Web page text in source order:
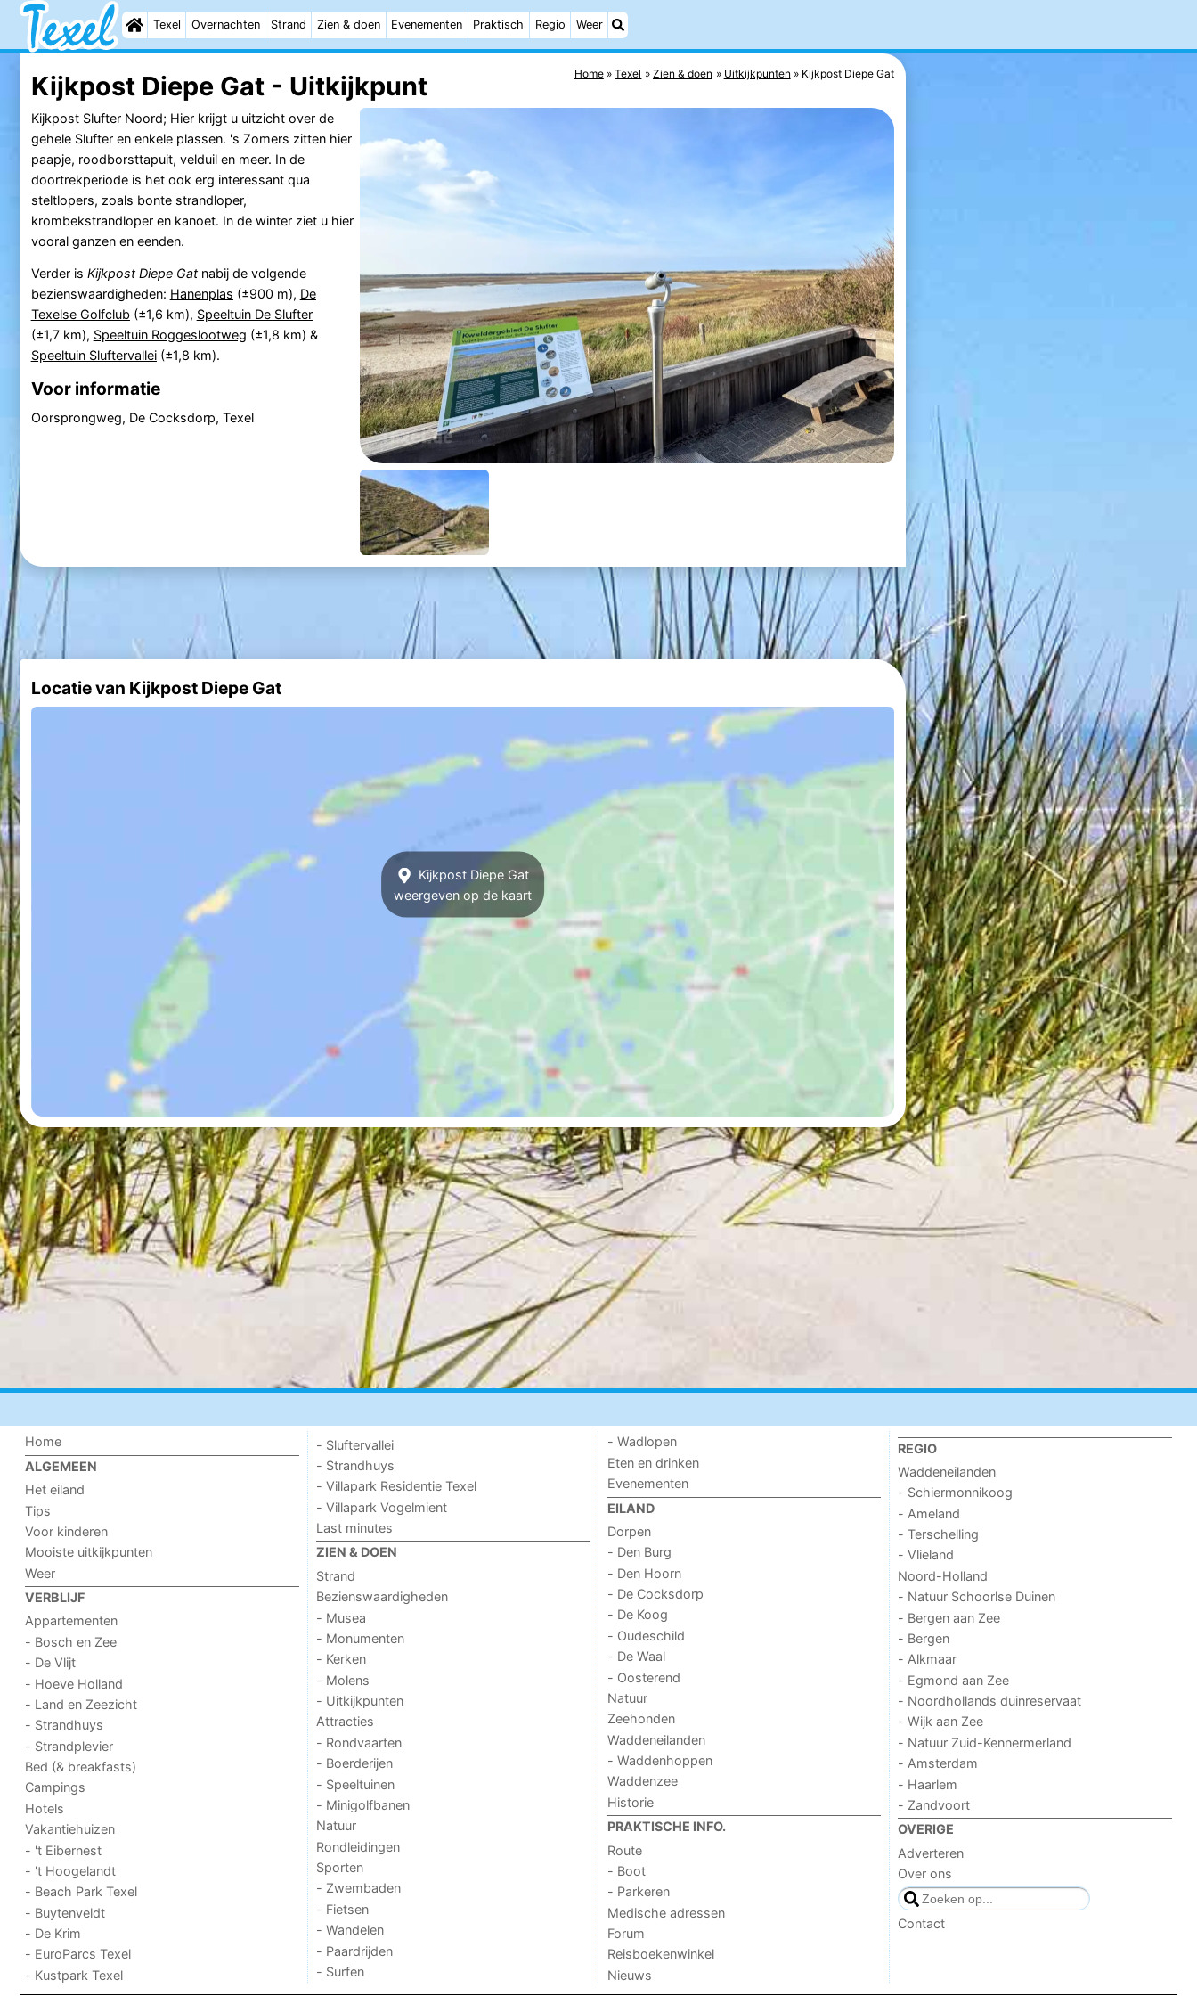
Texel Overnachten Strand Zien & doen Evenementen Praktisch Regio Weer
Home Texel Zien & doen Uitkijkpunten Kijkpost Diepe Gat
Kijkpost Diepe Gat - Uitkijkpunt
Kijkpost Slufter Noord; Hier krijgt u uitzicht over de
gehele Slufter en enkele plassen. 's Zomers zitten hier
paapje, roodborsttapuit, velduil en meer. In de
doortrekperiode is het ook erg interessant qua
steltlopers, zoals bonte strandloper,
krombekstrandloper en kanoet. In de winter ziet u hier
vooral ganzen en eenden.
Verder is Kijkpost Diepe Gatnabij de volgende
bezienswaardigheden: Hanenplas (±900 m), De
Texelse Golfclub(±1,6 km), Speeltuin De Slufter
(±1,7 km), Speeltuin Roggeslootweg (±1,8 km) &
Speeltuin Sluftervallei(±1,8 km).
Voor informatie
Oorsprongweg, De Cocksdorp, Texel
Locatie van Kijkpost Diepe Gat
Kijkpost Diepe Gat
weergeven op de kaart
Home
ALGEMEEN
Het eiland
Tips
Voor kinderen
Mooiste uitkijkpunten
Weer
VERBLIJF
Appartementen
- Bosch en Zee
- De Vlijt
- Hoeve Holland
- Land en Zeezicht
- Strandhuys
- Strandplevier
Bed (& breakfasts)
Campings
Hotels
Vakantiehuizen
- 't Eibernest
- 't Hoogelandt
- Beach Park Texel
- Buytenveldt
- De Krim
- EuroParcs Texel
- Kustpark Texel
- Sluftervallei
- Strandhuys
- Villapark Residentie Texel
- Villapark Vogelmient
Last minutes
ZIEN & DOEN
Strand
Bezienswaardigheden
- Musea
- Monumenten
- Kerken
- Molens
- Uitkijkpunten
Attracties
- Rondvaarten
- Boerderijen
- Speeltuinen
- Minigolfbanen
Natuur
Rondleidingen
Sporten
- Zwembaden
- Fietsen
- Wandelen
- Paardrijden
- Surfen
- Wadlopen
Eten en drinken
Evenementen
EILAND
Dorpen
- Den Burg
- Den Hoorn
- De Cocksdorp
- De Koog
- Oudeschild
- De Waal
- Oosterend
Natuur
Zeehonden
Waddeneilanden
- Waddenhoppen
Waddenzee
Historie
PRAKTISCHE INFO.
Route
- Boot
- Parkeren
Medische adressen
Forum
Reisboekenwinkel
Nieuws
REGIO
Waddeneilanden
- Schiermonnikoog
- Ameland
- Terschelling
- Vlieland
Noord-Holland
- Natuur Schoorlse Duinen
- Bergen aan Zee
- Bergen
- Alkmaar
- Egmond aan Zee
- Noordhollands duinreservaat
- Wijk aan Zee
- Natuur Zuid-Kennermerland
- Amsterdam
- Haarlem
- Zandvoort
OVERIGE
Adverteren
Over ons
Contact